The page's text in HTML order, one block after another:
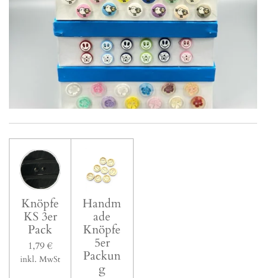
Knöpfe
KS 3er
Pack
1,79 €
inkl. MwSt
Handm
ade
Knöpfe
5er
Packun
g